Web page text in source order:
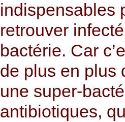
indispensables
retrouver
bactérie. Car
de plus en plus
une super-
antibiotiques,